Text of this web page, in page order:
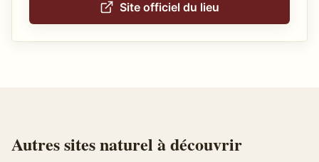
Site officiel du lieu
Autressites naturel à découvrir